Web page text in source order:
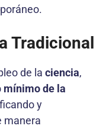
Tradicional
de la ciencia,
mínimo de la
y
manera